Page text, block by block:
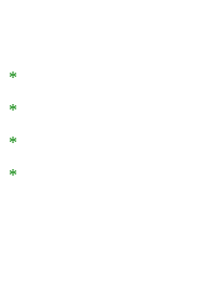
*
*
*
*